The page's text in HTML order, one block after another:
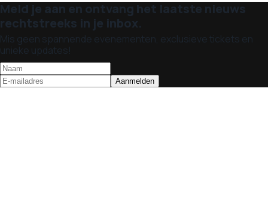
Meld je aan en ontvang het laatste nieuws
rechtstreeks in je inbox.
Mis geen spannende evenementen, exclusieve tickets en
unieke updates!